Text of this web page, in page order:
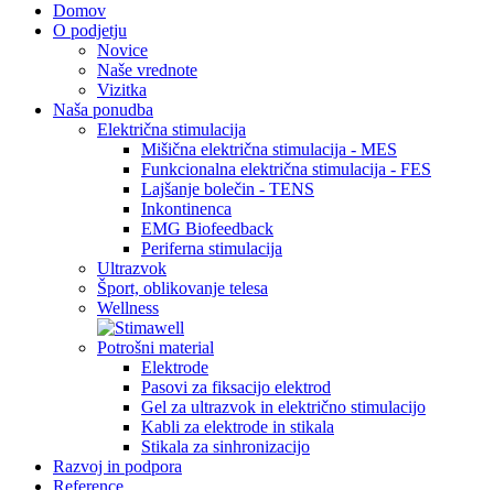
Domov
O podjetju
Novice
Naše vrednote
Vizitka
Naša ponudba
Električna stimulacija
Mišična električna stimulacija - MES
Funkcionalna električna stimulacija - FES
Lajšanje bolečin - TENS
Inkontinenca
EMG Biofeedback
Periferna stimulacija
Ultrazvok
Šport, oblikovanje telesa
Wellness
Potrošni material
Elektrode
Pasovi za fiksacijo elektrod
Gel za ultrazvok in električno stimulacijo
Kabli za elektrode in stikala
Stikala za sinhronizacijo
Razvoj in podpora